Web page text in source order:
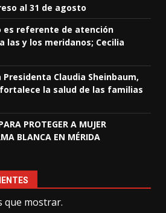
al 31 de agosto
es referente de atención
las y los meridanos; Cecilia
Presidenta Claudia Sheinbaum,
la salud de las familias
PROTEGER A MUJER
BLANCA EN MÉRIDA
que mostrar.